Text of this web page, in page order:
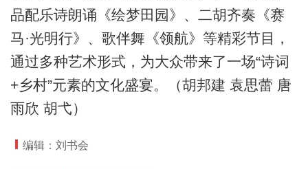
品配乐诗朗诵《绘梦田园》、二胡齐奏《赛
马·光明行》、歌伴舞《领航》等精彩节目，
通过多种艺术形式，为大众带来了一场“诗词
+乡村”元素的文化盛宴。（胡邦建 袁思蕾 唐
雨欣 胡弋）
编辑：刘书会